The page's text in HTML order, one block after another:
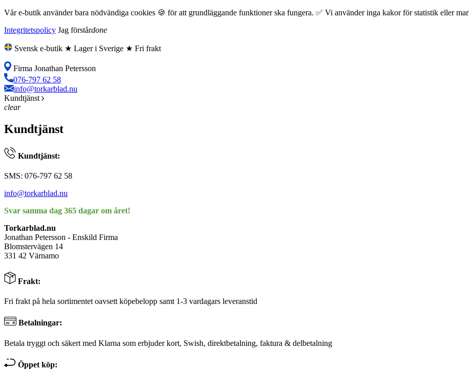
Vår e-butik använder bara nödvändiga cookies 🍪 för att grundläggande funktioner ska fungera. ✅ Vi använder inga kakor för statistik eller
Integritetspolicy Jag förstårdone
Svensk e-butik ★ Lager i Sverige ★ Fri frakt
Firma Jonathan Petersson
076-797 62 58
info@torkarblad.nu
Kundtjänst
clear
Kundtjänst
Kundtjänst:
SMS: 076-797 62 58
info@torkarblad.nu
Svar samma dag 365 dagar om året!
Torkarblad.nu
Jonathan Petersson - Enskild Firma
Blomstervägen 14
331 42 Värnamo
Frakt:
Fri frakt på hela sortimentet oavsett köpebelopp samt 1-3 vardagars leveranstid
Betalningar:
Betala tryggt och säkert med Klarna som erbjuder kort, Swish, direktbetalning, faktura & delbetalning
Öppet köp: